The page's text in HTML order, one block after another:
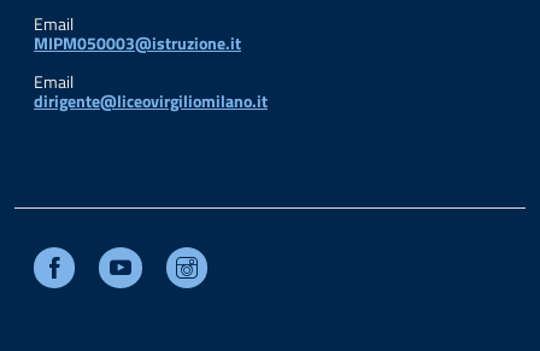
Email
MIPM050003@istruzione.it
Email
dirigente@liceovirgiliomilano.it
Facebook Youtube